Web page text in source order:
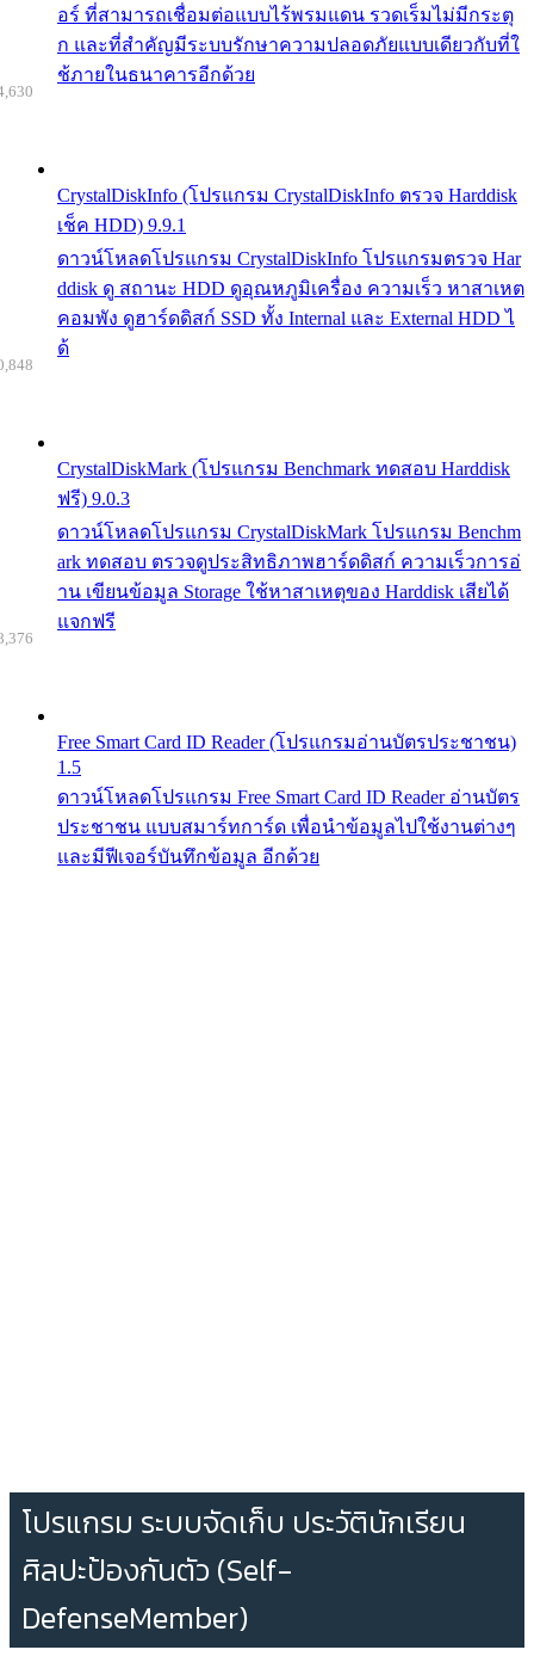
อร์ ที่สามารถเชื่อมต่อแบบไร้พรมแดน รวดเร็มไม่มีกระตุ
ก และที่สำคัญมีระบบรักษาความปลอดภัยแบบเดียวกับที่ใ
ช้ภายในธนาคารอีกด้วย
CrystalDiskInfo (โปรแกรม CrystalDiskInfo ตรวจ Harddisk
เช็ค HDD) 9.9.1
ดาวน์โหลดโปรแกรม CrystalDiskInfo โปรแกรมตรวจ Har
ddisk ดู สถานะ HDD ดูอุณหภูมิเครื่อง ความเร็ว หาสาเหต
คอมพัง ดูฮาร์ดดิสก์ SSD ทั้ง Internal และ External HDD ไ
ด้
CrystalDiskMark (โปรแกรม Benchmark ทดสอบ Harddisk
ฟรี) 9.0.3
ดาวน์โหลดโปรแกรม CrystalDiskMark โปรแกรม Benchm
ark ทดสอบ ตรวจดูประสิทธิภาพฮาร์ดดิสก์ ความเร็วการอ่
าน เขียนข้อมูล Storage ใช้หาสาเหตุของ Harddisk เสียได้
แจกฟรี
Free Smart Card ID Reader (โปรแกรมอ่านบัตรประชาชน)
1.5
ดาวน์โหลดโปรแกรม Free Smart Card ID Reader อ่านบัตร
ประชาชน แบบสมาร์ทการ์ด เพื่อนำข้อมูลไปใช้งานต่างๆ
และมีฟีเจอร์บันทึกข้อมูล อีกด้วย
โปรแกรม ระบบจัดเก็บ ประวัตินักเรียน
ศิลปะป้องกันตัว (Self-
DefenseMember)